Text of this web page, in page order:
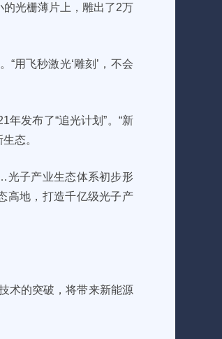
光栅薄片上，雕出了2万
“用飞秒激光‘雕刻’，不会
发布了“追光计划”。“新
态。
光子产业生态体系初步形
高地，打造千亿级光子产
术的突破，将带来新能源